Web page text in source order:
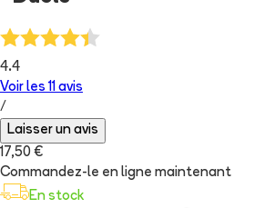
4.4
Voir les 11 avis
/
Laisser un avis
17,50 €
Commandez-le en ligne maintenant
En stock